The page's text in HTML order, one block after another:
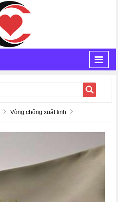
Vòng chống xuất tinh